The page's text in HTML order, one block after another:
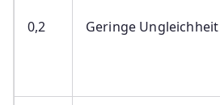
0,2 Geringe Ungleichheit